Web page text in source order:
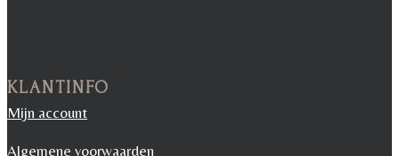
KLANTINFO
Mijn account
Algemene voorwaarden